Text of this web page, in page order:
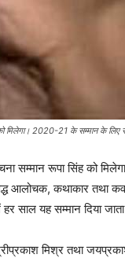
को मिलेगा। 2020-21 के सम्मान के
सम्मान रूपा सिंह को
आलोचक, कथाकार तथा
हर साल यह सम्मान दिया
मिश्र तथा